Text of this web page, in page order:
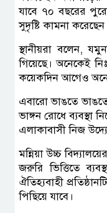
যাবে ৭০ বছরের
সুদৃষ্টি কামনা
স্থানীয়রা বলেন,
গিয়েছে। অনেকেই
কয়েকদিন আগেও
এবারো ভাঙতে
ভাঙ্গন রোধে ব্যবস্থা
এলাকাবাসী নিজ
মন্নিয়া উচ্চ
জরুরি ভিত্তিতে
ঐতিহ্যবাহী
পিছিয়ে যাবে।